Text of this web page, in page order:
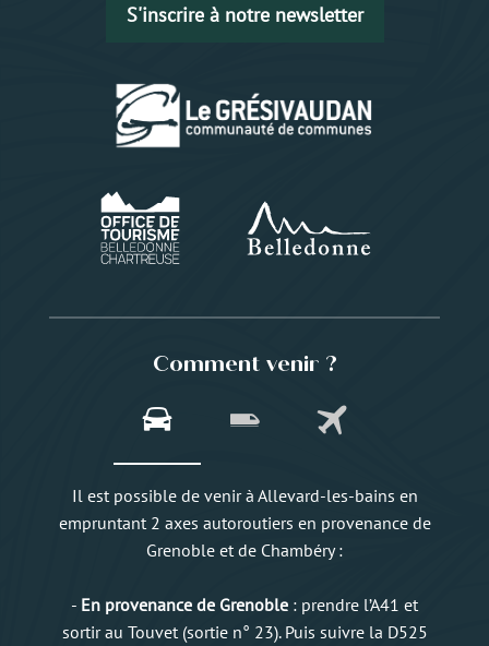
S'inscrire à notre newsletter
Comment venir ?
Il est possible de venir à Allevard-les-bains en
empruntant 2 axes autoroutiers en provenance de
Grenoble et de Chambéry :
- En provenance de Grenoble : prendre l’A41 et
sortir au Touvet (sortie n° 23). Puis suivre la D525